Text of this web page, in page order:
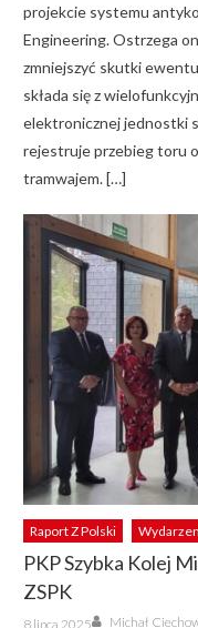
projekcie systemu
Engineering. Ostrzega
zmniejszyć skutki
składa się z
elektronicznej jednostki
rejestruje przebieg toru
tramwajem. […]
Raport Z Polski
PKP Szybka Kolej
ZSPK
Posted
8 lipca 2025 Author
Michał